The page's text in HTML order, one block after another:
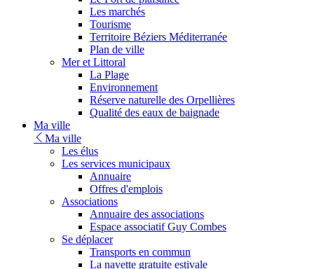
Les marchés
Tourisme
Territoire Béziers Méditerranée
Plan de ville
Mer et Littoral
La Plage
Environnement
Réserve naturelle des Orpellières
Qualité des eaux de baignade
Ma ville
Ma ville
Les élus
Les services municipaux
Annuaire
Offres d'emplois
Associations
Annuaire des associations
Espace associatif Guy Combes
Se déplacer
Transports en commun
La navette gratuite estivale